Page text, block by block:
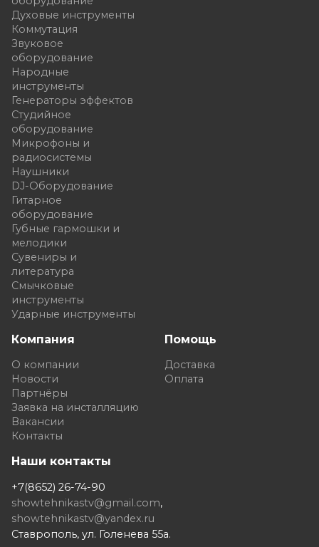
Духовые инструменты
Коммутация
Звуковое
оборудование
Народные
инструменты
Генераторы эффектов
Студийное
оборудование
Микрофоны и
радиосистемы
Наушники
DJ-Оборудование
Гитарное
оборудование
Губные гармошки и
мелодики
Сувениры и
литература
Смычковые
инструменты
Ударные инструменты
Компания
О компании
Новости
Партнёры
Заявка на инсталляцию
Вакансии
Контакты
Помощь
Доставка
Оплата
Наши контакты
+7(8652) 26-74-90
showtehnikastv@gmail.com,
showtehnikastv@yandex.ru
Ставрополь, ул. Голенева 55а.